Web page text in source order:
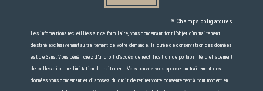
* Champs obligatoires
Les informations recueillies sur ce formulaire, vous concernant font l'objet d'un traitement
destiné exclusivement au traitement de votre demande. la durée de conservation des données
est de 3ans. Vous bénéficiez d'un droit d'accès, de rectification, de portabilité, d'effacement
de celles-ci ou une limitation du traitement. Vous pouvez vous opposer au traitement des
données vous concernant et disposez du droit de retirer votre consentement à tout moment en